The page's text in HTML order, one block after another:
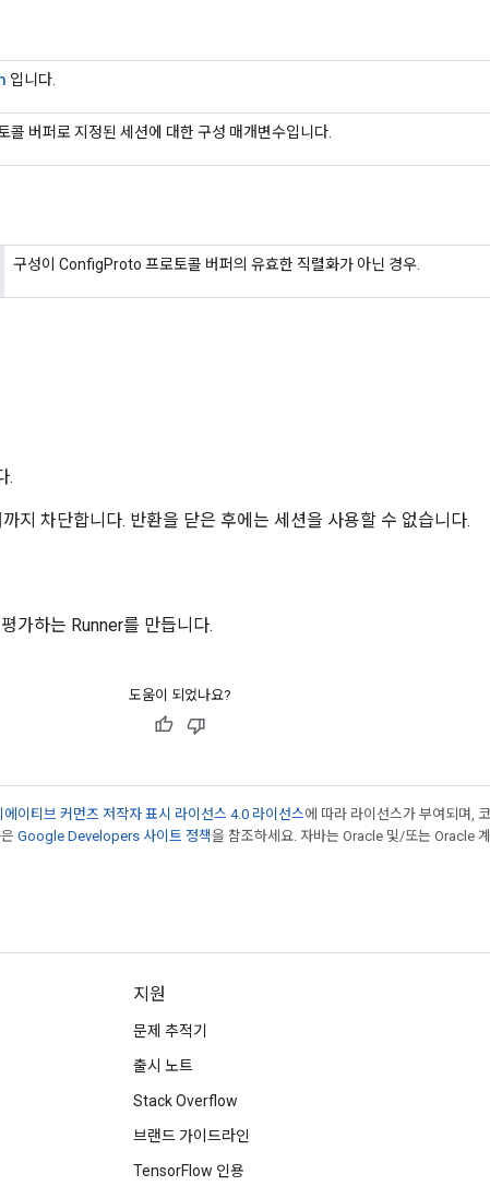
입니다.
콜 버퍼로 지정된 세션에 대한 구성 매개변수입니다.
구성이 ConfigProto 프로토콜 버퍼의 유효한 직렬화가 아닌 경우.
.
지 차단합니다. 반환을 닫은 후에는 세션을 사용할 수 없습니다.
가하는 Runner를 만듭니다.
도움이 되었나요?
에이티브 커먼즈 저작자 표시 라이선스 4.0 라이선스에 따라 라이선스가 부여되며,
Google Developers 사이트 정책을 참조하세요. 자바는 Oracle 및/또는 Oracle
지원
문제 추적기
출시 노트
Stack Overflow
브랜드 가이드라인
TensorFlow 인용